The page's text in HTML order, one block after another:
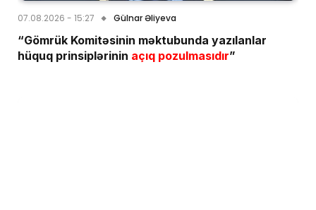
07.08.2026 - 15:27 Gülnar Əliyeva
“Gömrük Komitəsinin məktubunda yazılanlar
hüquq prinsiplərinin açıq pozulmasıdır”